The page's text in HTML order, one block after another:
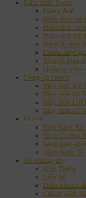
Kiến thức Forex
Forex A-Z
Kiến thức cơ
Phân tích cơ
Phân tích kỹ
Price Action
Chiến lược
Tâm lý giao
Quản lý vốn
Công cụ Forex
Máy tính Ký
Máy tính lợi
Máy tính Lot
Máy tính rủi
Ebook
Kho Sách
Sách Chứng
Sách giao
Sách Kinh Tế
Về chúng tôi
Giới Thiệu
Liên hệ
Điều khoản
Chính sách